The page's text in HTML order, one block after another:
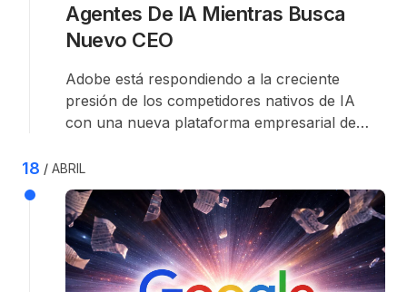
Agentes De IA Mientras Busca
Nuevo CEO
Adobe está respondiendo a la creciente
presión de los competidores nativos de IA
con una nueva plataforma empresarial de
compañía también busca un nuevo director
ejecutivo.
18 ABRIL